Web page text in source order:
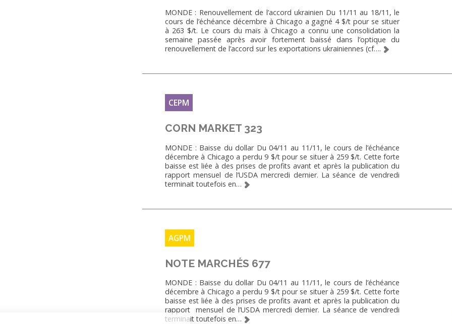
MONDE : Renouvellement de l’accord ukrainien Du 11/11 au 18/11, le
cours de l’échéance décembre à Chicago a gagné 4 $/t pour se situer
à 263 $/t. Le cours du maïs à Chicago a connu une consolidation la
semaine passée après avoir fortement baissé dans l’optique du
renouvellement de l’accord sur les exportations ukrainiennes (cf….
CEPM
CORN MARKET 323
MONDE : Baisse du dollar Du 04/11 au 11/11, le cours de l’échéance
décembre à Chicago a perdu 9 $/t pour se situer à 259 $/t. Cette forte
baisse est liée à des prises de profits avant et après la publication du
rapport mensuel de l’USDA mercredi dernier. La séance de vendredi
terminait toutefois en…
AGPM
NOTE MARCHÉS 677
MONDE : Baisse du dollar Du 04/11 au 11/11, le cours de l’échéance
décembre à Chicago a perdu 9 $/t pour se situer à 259 $/t. Cette forte
baisse est liée à des prises de profits avant et après la publication du
rapport mensuel de l’USDA mercredi dernier. La séance de vendredi
terminait toutefois en…